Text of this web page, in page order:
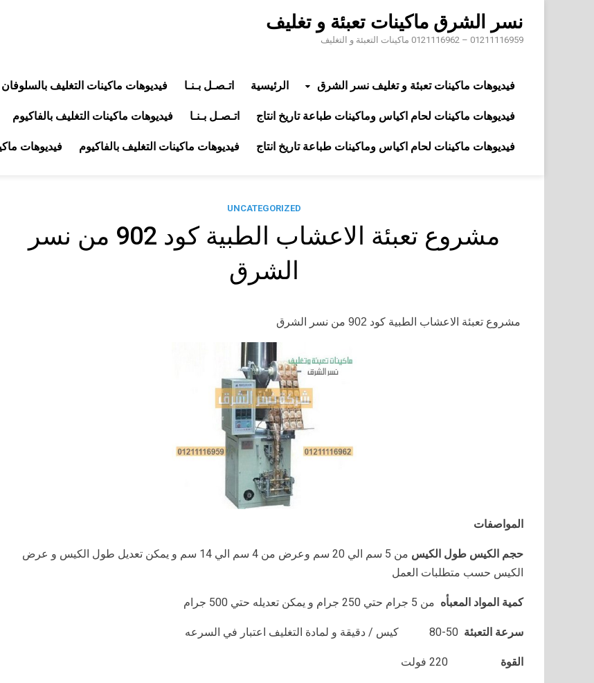
content
نسر الشرق ماكينات تعبئة و تغليف
01211116959 – 0121116962 ماكينات التعبئة و التغليف
فيديوهات ماكينات تعبئة و تغليف نسر الشرق الرئيسية اتـصـل بـنـا فيديوهات ماكينات التغليف
فيديوهات ماكينات لحام اكياس وماكينات طباعة تاريخ انتاج اتـصـل بـنـا فيديوهات ماكينات التغليف بالفاكيوم
فيديوهات ماكينات لحام اكياس وماكينات طباعة تاريخ انتاج فيديوهات ماكينات التغليف بالفاكيوم فيديوهات
UNCATEGORIZED
مشروع تعبئة الاعشاب الطبية كود 902 من نسر
الشرق
مشروع تعبئة الاعشاب الطبية كود 902 من نسر الشرق
المواصفات
حجم الكيس طول الكيس
من 5 سم الي 20 سم وعرض من 4 سم الي 14 سم و يمكن تعديل طول الكيس و عرض
الكيس حسب متطلبات العمل
كمية المواد المعبأه من 5 جرام حتي 250 جرام و يمكن تعديله حتي 500 جرام
سرعة التعبئة 80-50 كيس / دقيقة و لمادة التغليف اعتبار في السرعه
القوة